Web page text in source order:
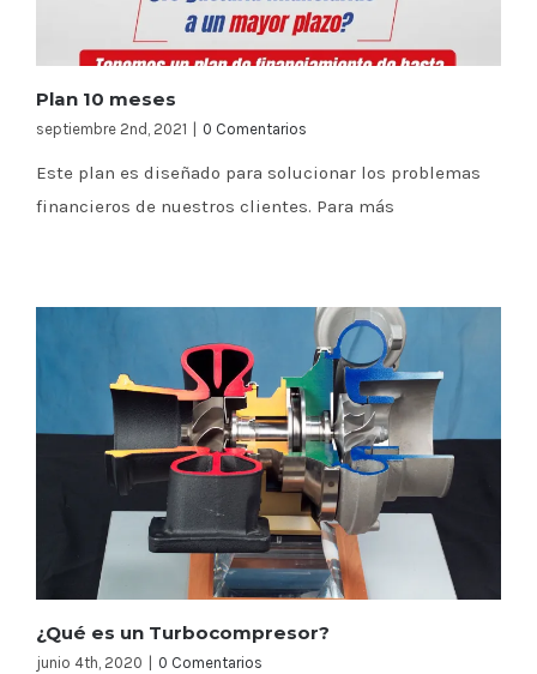
Plan 10 meses
septiembre 2nd, 2021 0 Comentarios
Este plan es diseñado para solucionar los problemas
financieros de nuestros clientes. Para más
¿Qué es un Turbocompresor?
junio 4th, 2020 0 Comentarios